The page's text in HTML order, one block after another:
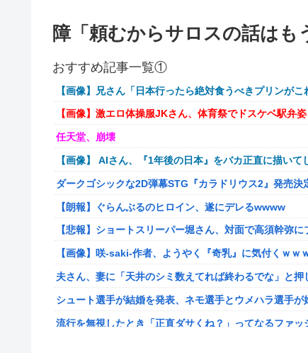
障「頼むからサロスの話はも
おすすめ記事一覧①
【画像】兄さん「日本行ったら絶対食うべきプリンがこ
【画像】激エロ体操服JKさん、体育祭でドスケベ駅弁
任天堂、崩壊
【画像】 AIさん、『1年後の日本』をバカ正直に描い
ダークゴシックな2D弾幕STG『カラドリウス2』発売決
【朗報】ぐらんぶるのヒロイン、遂にデレるwwww
【悲報】ショートスリーパー堀さん、対面で高須幹弥に
【画像】咲-saki-作者、ようやく『奇乳』に気付くｗｗ
夫さん、妻に「天井のシミ数えてれば終わるでな」と
シュート選手が結婚を発表、ネモ選手とウメハラ選手が
流行を無視したとき「正直ダサくね？」ってなるファッ